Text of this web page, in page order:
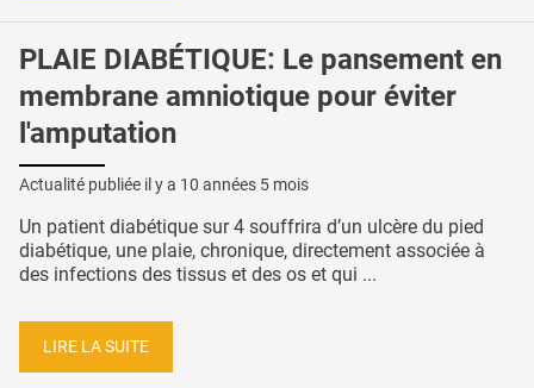
PLAIE DIABÉTIQUE: Le pansement en
membrane amniotique pour éviter
l'amputation
Actualité publiée il y a 10 années 5 mois
Un patient diabétique sur 4 souffrira d’un ulcère du pied
diabétique, une plaie, chronique, directement associée à
des infections des tissus et des os et qui ...
LIRE LA SUITE